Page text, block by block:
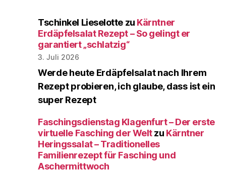
Tschinkel Lieselotte zu Kärntner
Erdäpfelsalat Rezept – So gelingt er
garantiert „schlatzig“
3. Juli 2026
Werde heute Erdäpfelsalat nach Ihrem
Rezept probieren, ich glaube, dass ist ein
super Rezept
Faschingsdienstag Klagenfurt – Der erste
virtuelle Fasching der Weltzu Kärntner
Heringssalat – Traditionelles
Familienrezept für Fasching und
Aschermittwoch